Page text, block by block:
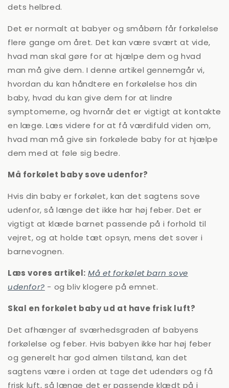
dets helbred.
Det er normalt at babyer og småbørn får forkølelse
flere gange om året. Det kan være svært at vide,
hvad man skal gøre for at hjælpe dem og hvad
man må give dem. I denne artikel gennemgår vi,
hvordan du kan håndtere en forkølelse hos din
baby, hvad du kan give dem for at lindre
symptomerne, og hvornår det er vigtigt at kontakte
en læge. Læs videre for at få værdifuld viden om,
hvad man må give sin forkølede baby for at hjælpe
dem med at føle sig bedre.
Må forkølet baby sove udenfor?
Hvis din baby er forkølet, kan det sagtens sove
udenfor, så længe det ikke har høj feber. Det er
vigtigt at klæde barnet passende på i forhold til
vejret, og at holde tæt opsyn, mens det sover i
barnevognen.
Læs vores artikel: Må et forkølet barn sove
udenfor? - og bliv klogere på emnet.
Skal en forkølet baby ud at have frisk luft?
Det afhænger af sværhedsgraden af babyens
forkølelse og feber. Hvis babyen ikke har høj feber
og generelt har god almen tilstand, kan det
sagtens være i orden at tage det udendørs og få
frisk luft, så længe det er passende klædt på i